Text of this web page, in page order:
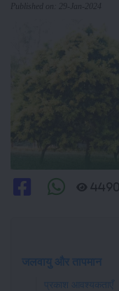
Published on: 29-Jan-2024
4490
जलवायु और तापमान
प्रकाश आवश्यकताएँ